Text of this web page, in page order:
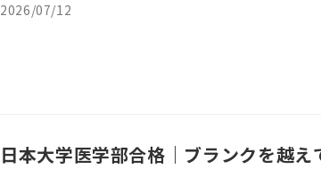
2026/07/12
日本大学医学部合格｜ブランクを越